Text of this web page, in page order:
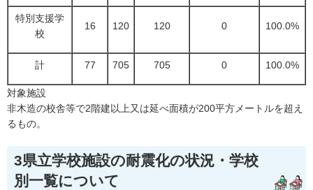
特別支援学
校
16 120 120 0 100.0%
計 77 705 705 0 100.0%
対象施設
非木造の校舎等で2階建以上又は延べ面積が200平方メートルを超え
るもの。
3県立学校施設の耐震化の状況・学校
別一覧について